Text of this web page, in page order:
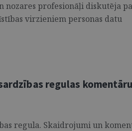
profesionāļi diskutēja
virzieniem personas datu
regulas komentāru
regula. Skaidrojumi un